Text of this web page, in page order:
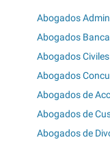
Abogados
Abogados
Abogados Civiles
Abogados
Abogados de
Abogados de
Abogados de